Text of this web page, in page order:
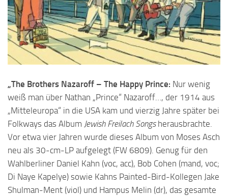
„The Brothers Nazaroff – The Happy Prince: Nur wenig
weiß man über Nathan „Prince“ Nazaroff…, der 1914 aus
„Mitteleuropa“ in die USA kam und vierzig Jahre später bei
Folkways das Album Jewish Freilach Songsherausbrachte.
Vor etwa vier Jahren wurde dieses Album von Moses Asch
neu als 30-cm-LP aufgelegt (FW 6809). Genug für den
Wahlberliner Daniel Kahn (voc, acc), Bob Cohen (mand, voc;
Di Naye Kapelye) sowie Kahns Painted-Bird-Kollegen Jake
Shulman-Ment (viol) und Hampus Melin (dr), das gesamte